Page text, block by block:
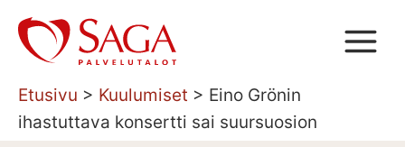
Siirry
sisältöön
Etusivu > Kuulumiset > Eino Grönin
ihastuttava konsertti sai suursuosion